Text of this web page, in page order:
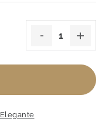
Elegante